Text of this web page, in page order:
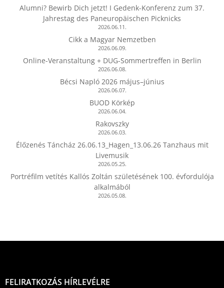
Alumni? Bewirb Dich jetzt! I Gedenk-Konferenz zum 37.
Jahrestag des Paneuropäischen Picknicks
2026.06.11.
Cikk a Magyar Nemzetben
2026.06.09.
Online-Veranstaltung + DUG-Sommertreffen in Berlin
2026.06.08.
Bécsi Napló 2026 május–június
2026.06.07.
BUOD Körkép
2026.06.04.
Rakovszky
2026.06.03.
Élőzenés Táncház 26.06.13_Hagen_13.06.26 Tanzhaus mit
Livemusik
2026.05.25.
Portréfilm vetítés Kallós Zoltán születésének 100. évfordulója
alkalmából
2026.05.08.
FELIRATKOZÁS HÍRLEVÉLRE